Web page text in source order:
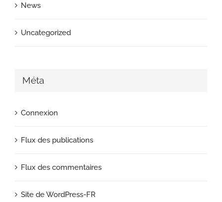
News
Uncategorized
Méta
Connexion
Flux des publications
Flux des commentaires
Site de WordPress-FR